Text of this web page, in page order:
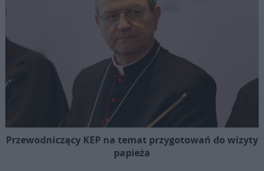
Przewodniczący KEP na temat przygotowań do wizyty
papieża